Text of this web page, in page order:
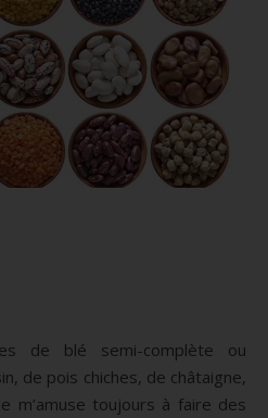
de blé semi-complète ou
de pois chiches, de châtaigne,
m’amuse toujours à faire des